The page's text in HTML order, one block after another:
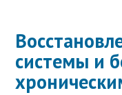
системы и